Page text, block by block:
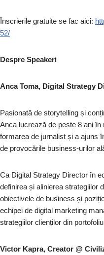
Înscrierile gratuite se fac aici:
52/
Despre Speakeri
Anca Toma, Digital Strategy
Pasionată de storytelling și
Anca lucrează de peste 8 ani în
formarea de jurnalist și a ajuns
de provocările business-urilor
Ca Digital Strategy Director în
definirea și alinierea strategiilor
obiectivele de business și
echipei de digital marketing
strategiilor clienților din
Victor Kapra, Creator @